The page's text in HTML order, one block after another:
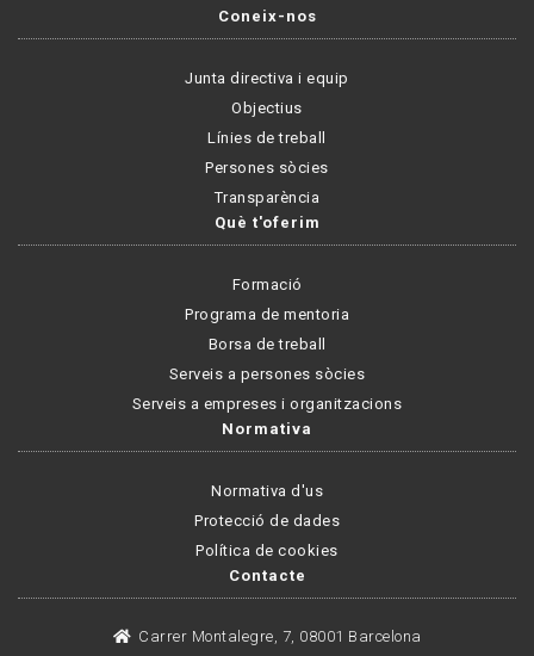
Coneix-nos
Junta directiva i equip
Objectius
Línies de treball
Persones sòcies
Transparència
Què t'oferim
Formació
Programa de mentoria
Borsa de treball
Serveis a persones sòcies
Serveis a empreses i organitzacions
Normativa
Normativa d'us
Protecció de dades
Política de cookies
Contacte
Carrer Montalegre, 7, 08001 Barcelona